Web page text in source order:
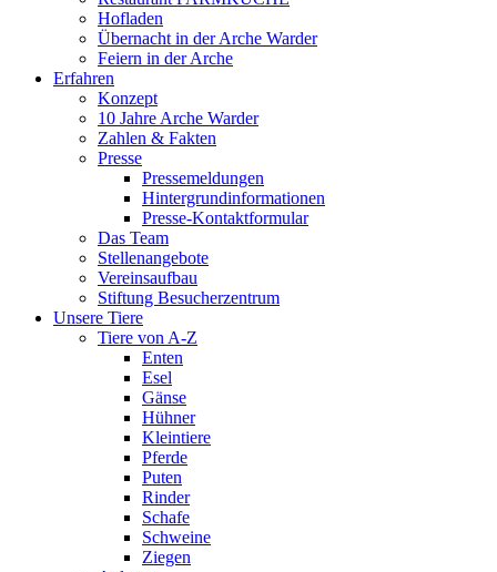
Hofladen
Übernacht in der Arche Warder
Feiern in der Arche
Erfahren
Konzept
10 Jahre Arche Warder
Zahlen & Fakten
Presse
Pressemeldungen
Hintergrundinformationen
Presse-Kontaktformular
Das Team
Stellenangebote
Vereinsaufbau
Stiftung Besucherzentrum
Unsere Tiere
Tiere von A-Z
Enten
Esel
Gänse
Hühner
Kleintiere
Pferde
Puten
Rinder
Schafe
Schweine
Ziegen